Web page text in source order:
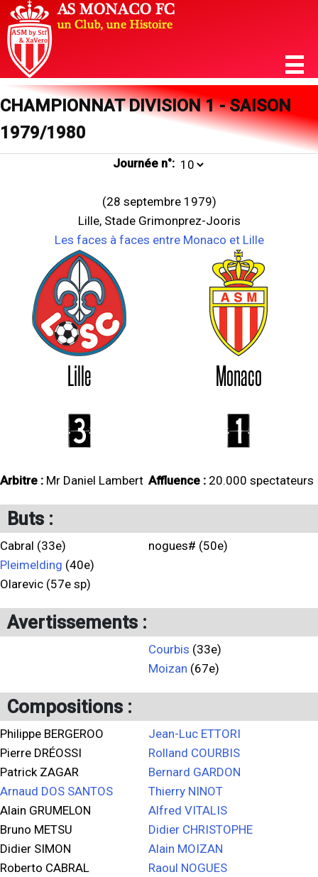
CHAMPIONNAT DIVISION 1 - SAISON
1979/1980
Journée n°:
(28 septembre 1979)
Lille, Stade Grimonprez-Jooris
Les faces à faces entre Monaco et Lille
Lille Monaco
3 1
Arbitre : Mr Daniel Lambert Affluence : 20.000 spectateurs
Buts :
Cabral (33e)
Pleimelding (40e)
Olarevic (57e sp)
nogues# (50e)
Avertissements :
Courbis (33e)
Moizan (67e)
Compositions :
Philippe BERGEROO
Pierre DRÉOSSI
Patrick ZAGAR
Arnaud DOS SANTOS
Alain GRUMELON
Bruno METSU
Didier SIMON
Roberto CABRAL
Jean-Luc ETTORI
Rolland COURBIS
Bernard GARDON
Thierry NINOT
Alfred VITALIS
Didier CHRISTOPHE
Alain MOIZAN
Raoul NOGUES